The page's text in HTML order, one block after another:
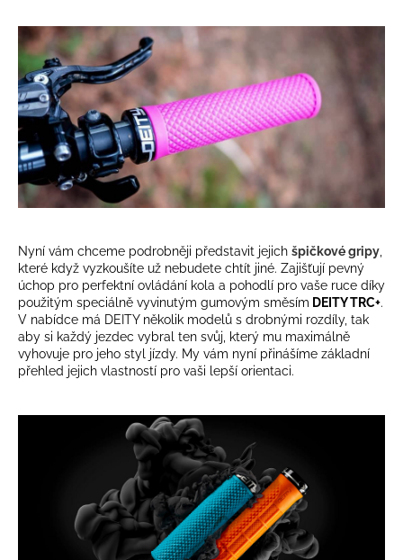
Nyní vám chceme podrobněji představit jejich špičkové gripy,
které když vyzkoušíte už nebudete chtít jiné. Zajišťují pevný
úchop pro perfektní ovládání kola a pohodlí pro vaše ruce díky
použitým speciálně vyvinutým gumovým směsím DEITY TRC+.
V nabídce má DEITY několik modelů s drobnými rozdíly, tak
aby si každý jezdec vybral ten svůj, který mu maximálně
vyhovuje pro jeho styl jízdy. My vám nyní přinášíme základní
přehled jejich vlastností pro vaši lepší orientaci.